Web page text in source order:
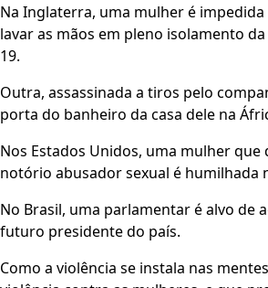
Na Inglaterra, uma mulher é
lavar as mãos em pleno isolamento
19.
Outra, assassinada a tiros pelo
porta do banheiro da casa dele na
Nos Estados Unidos, uma mulher que
notório abusador sexual é humilhada
No Brasil, uma parlamentar é alvo de
futuro presidente do país.
Como a violência se instala nas